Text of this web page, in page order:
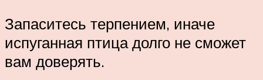
Запаситесь терпением, иначе
испуганная птица долго не сможет
вам доверять.